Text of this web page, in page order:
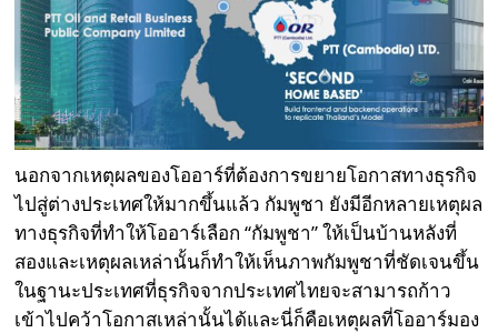
นอกจากเหตุผลของโออาร์ที่ต้องการขยายโอกาสทางธุรกิจ
ไปสู่ต่างประเทศให้มากขึ้นแล้ว กัมพูชา ยังมีอีกหลายเหตุผล
ทางธุรกิจที่ทำให้โออาร์เลือก “กัมพูชา” ให้เป็นบ้านหลังที่
สองและเหตุผลเหล่านั้นก็ทำให้เห็นภาพกัมพูชาที่ชัดเจนขึ้น
ในฐานะประเทศที่ธุรกิจจากประเทศไทยจะสามารถก้าว
เข้าไปคว้าโอกาสเหล่านั้นได้และนี่ก็คือเหตุผลที่โออาร์มอง